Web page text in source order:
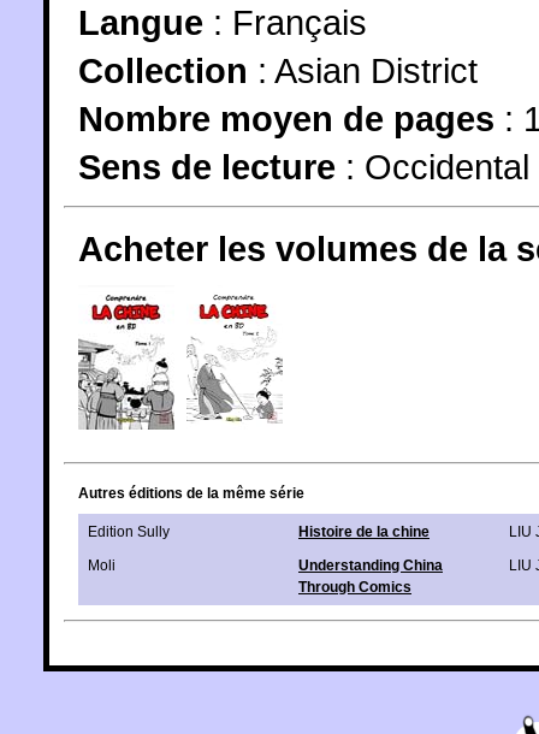
Langue : Français
Collection : Asian District
Nombre moyen de pages :
Sens de lecture : Occidental
Acheter les volumes de la
Autres éditions de la même série
Edition Sully Histoire de la chine
LIU
Moli
Understanding China
Through Comics
LIU